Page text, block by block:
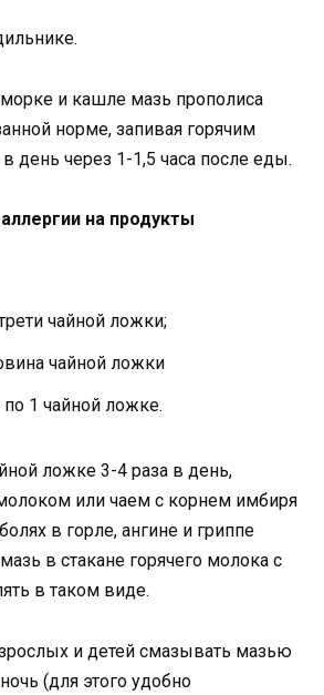
и кашле мазь прополиса
норме, запивая горячим
день через 1-1,5 часа после еды.
на продукты
чайной ложки;
чайной ложки
1 чайной ложке.
ложке 3-4 раза в день,
или чаем с корнем имбиря
в горле, ангине и гриппе
в стакане горячего молока с
в таком виде.
и детей смазывать мазью
(для этого удобно